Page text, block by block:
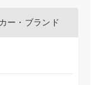
ー・ブランド